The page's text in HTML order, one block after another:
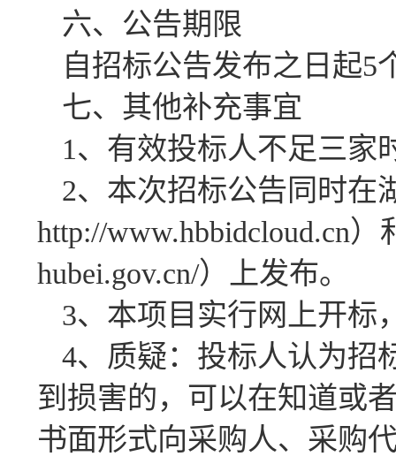
六、公告期限
自招标公告发布之日起5
七、其他补充事宜
1、有效投标人不足三家
2、本次招标公告同时在
http://www.hbbidcloud.cn
hubei.gov.cn/）上发布。
3、本项目实行网上开标
4、质疑：投标人认为招
到损害的，可以在知道或
书面形式向采购人、采购